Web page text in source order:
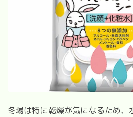
冬場は特に乾燥が気になるため、